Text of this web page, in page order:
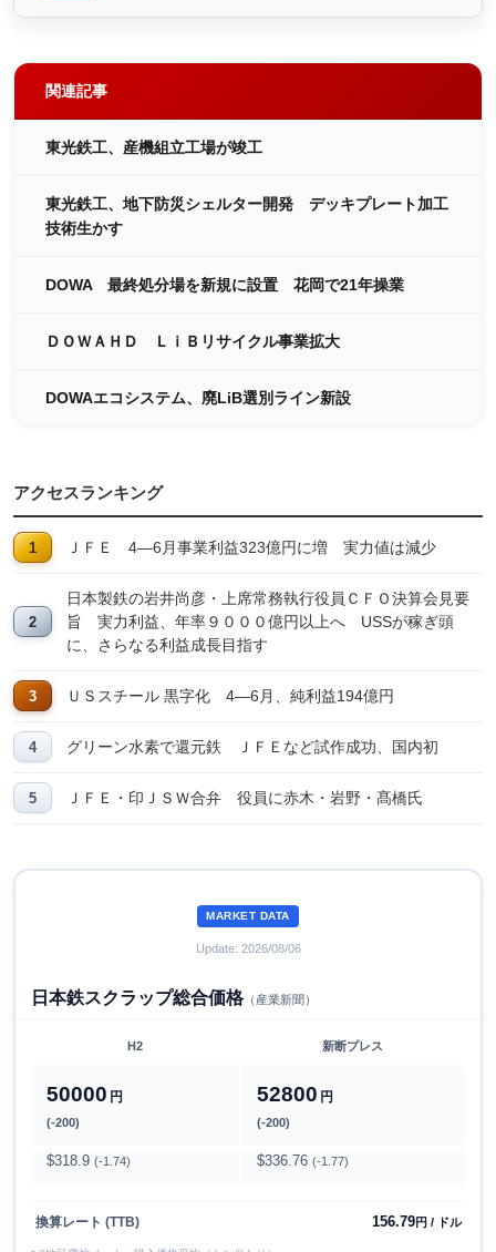
関連記事
東光鉄工、産機組立工場が竣工
東光鉄工、地下防災シェルター開発 デッキプレート加工
技術生かす
DOWA 最終処分場を新規に設置 花岡で21年操業
ＤＯＷＡＨＤ ＬｉＢリサイクル事業拡大
DOWAエコシステム、廃LiB選別ライン新設
アクセスランキング
ＪＦＥ 4―6月事業利益323億円に増 実力値は減少
日本製鉄の岩井尚彦・上席常務執行役員ＣＦＯ決算会見要
旨 実力利益、年率９０００億円以上へ USSが稼ぎ頭
に、さらなる利益成長目指す
ＵＳスチール 黒字化 4―6月、純利益194億円
グリーン水素で還元鉄 ＪＦＥなど試作成功、国内初
ＪＦＥ・印ＪＳＷ合弁 役員に赤木・岩野・髙橋氏
MARKET DATA
Update: 2026/08/06
日本鉄スクラップ総合価格（産業新聞）
H2 新断プレス
50000 円
(-200)
52800 円
(-200)
$318.9 (-1.74) $336.76 (-1.77)
換算レート (TTB) 156.79円 / ドル